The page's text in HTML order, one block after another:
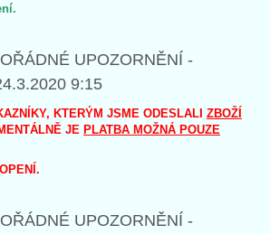
UPOZORNĚNÍ -
9:15
KTERÝM JSME ODESLALI ZBOŽÍ
JE PLATBA MOŽNÁ POUZE
UPOZORNĚNÍ -